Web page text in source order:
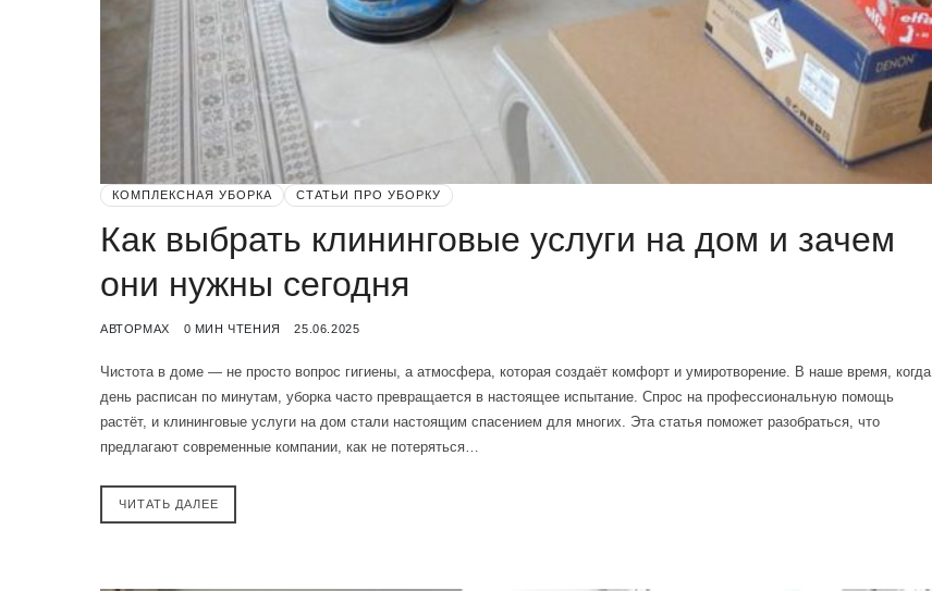
КОМПЛЕКСНАЯ УБОРКА СТАТЬИ ПРО УБОРКУ
Как выбрать клининговые услуги на дом и зачем
они нужны сегодня
АВТОРMAX 0 МИН ЧТЕНИЯ 25.06.2025
Чистота в доме — не просто вопрос гигиены, а атмосфера, которая создаёт комфорт и умиротворение. В наше время, когда
день расписан по минутам, уборка часто превращается в настоящее испытание. Спрос на профессиональную помощь
растёт, и клининговые услуги на дом стали настоящим спасением для многих. Эта статья поможет разобраться, что
предлагают современные компании, как не потеряться…
ЧИТАТЬ ДАЛЕЕ